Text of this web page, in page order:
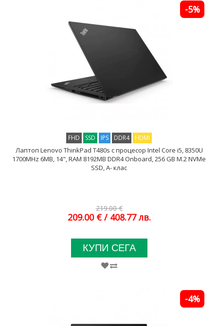
FHD SSD IPS DDR4 HDMI
Лаптоп Lenovo ThinkPad T480s с процесор Intel Core i5, 8350U
1700MHz 6MB, 14", RAM 8192MB DDR4 Onboard, 256 GB M.2 NVMe
SSD, A- клас
219.00 €
209.00 € / 408.77 лв.
-5%
КУПИ СЕГА
-4%